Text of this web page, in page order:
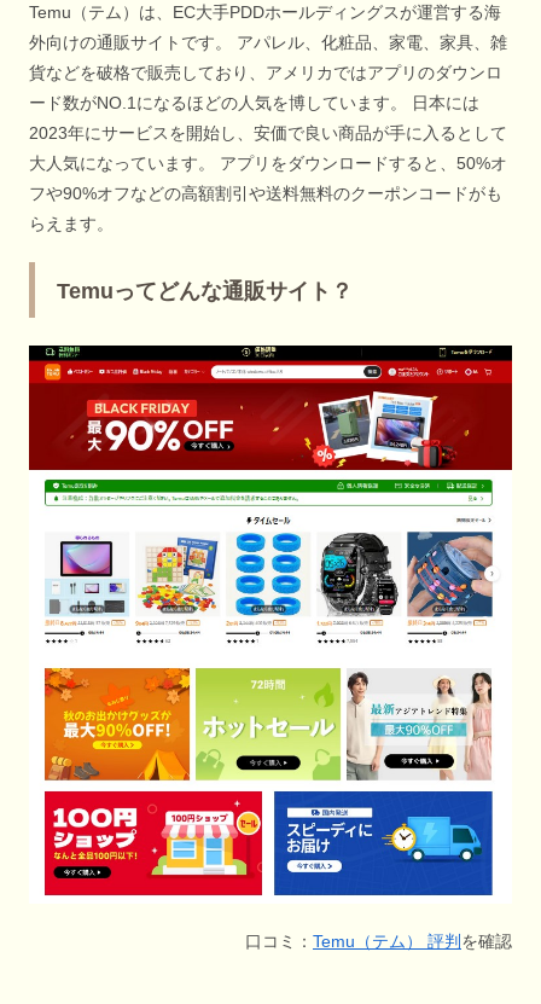
Temu（テム）は、EC大手PDDホールディングスが運営する海
外向けの通販サイトです。 アパレル、化粧品、家電、家具、雑
貨などを破格で販売しており、アメリカではアプリのダウンロ
ード数がNO.1になるほどの人気を博しています。 日本には
2023年にサービスを開始し、安価で良い商品が手に入るとして
大人気になっています。 アプリをダウンロードすると、50%オ
フや90%オフなどの高額割引や送料無料のクーポンコードがも
らえます。
Temuってどんな通販サイト？
口コミ： Temu（テム） 評判 を確認